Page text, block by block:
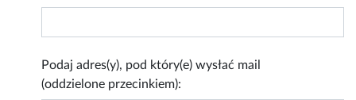
Podaj adres(y), pod który(e) wysłać mail
(oddzielone przecinkiem):